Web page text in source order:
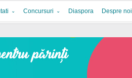
Concursuri Diaspora Despre noi